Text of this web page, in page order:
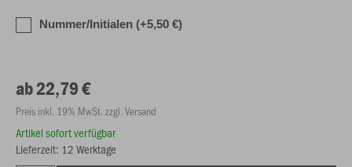
Nummer/Initialen (+5,50 €)
ab 22,79 €
Preis inkl. 19% MwSt. zzgl. Versand
Artikel sofort verfügbar
Lieferzeit: 12 Werktage